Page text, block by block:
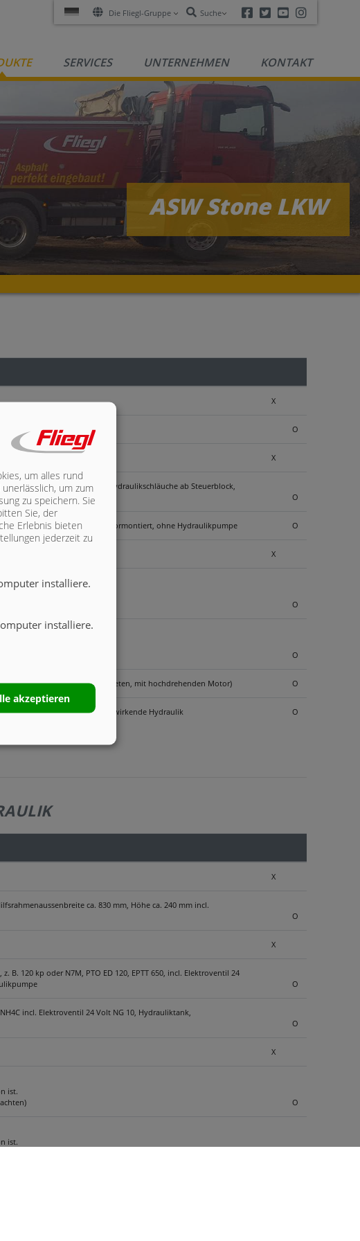
Die Fliegl-Gruppe Suche Facebook
TwitterYoutube
SERVICES UNTERNEHMEN KONTAKT
ASW Stone LKW
X
O
X
24 Volt NG 10, mit Tank, Hydraulikschläuche ab Steuerblock,
O
ab Steuerblock vormontiert, ohne Hydraulikpumpe O
X
O
O
bei sehr bergigen Einsatzgebieten, mit hochdrehenden Motor) O
umschaltbar auf 1x doppelwirkende Hydraulik O
X
ca. 830 mm, Höhe ca. 240 mm incl.
O
X
120 kp oder N7M, PTO ED 120, EPTT 650, incl. Elektroventil 24
O
incl. Elektroventil 24 Volt NG 10, Hydrauliktank,
O
X
ist.
O
ist.
um alles rund
um zum
zu speichern. Sie
Sie, der
Erlebnis bieten
jederzeit zu
installiere.
installiere.
akzeptieren